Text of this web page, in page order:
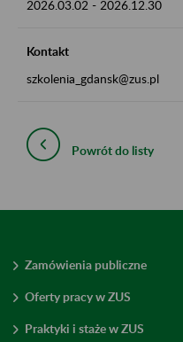
2026.03.02 - 2026.12.30
Kontakt
szkolenia_gdansk@zus.pl
Powrót do listy
Zamówienia publiczne
Oferty pracy w ZUS
Praktyki i staże w ZUS